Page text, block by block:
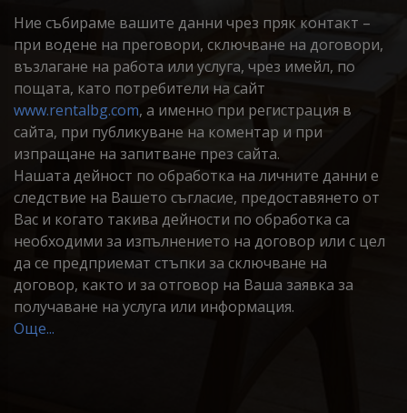
Ние събираме вашите данни чрез пряк контакт –
при водене на преговори, сключване на договори,
възлагане на работа или услуга, чрез имейл, по
пощата, като потребители на сайт
www.rentalbg.com, а именно при регистрация в
сайта, при публикуване на коментар и при
изпращане на запитване през сайта.
Нашата дейност по обработка на личните данни е
следствие на Вашето съгласие, предоставянето от
Вас и когато такива дейности по обработка са
необходими за изпълнението на договор или с цел
да се предприемат стъпки за сключване на
договор, както и за отговор на Ваша заявка за
получаване на услуга или информация.
Още...